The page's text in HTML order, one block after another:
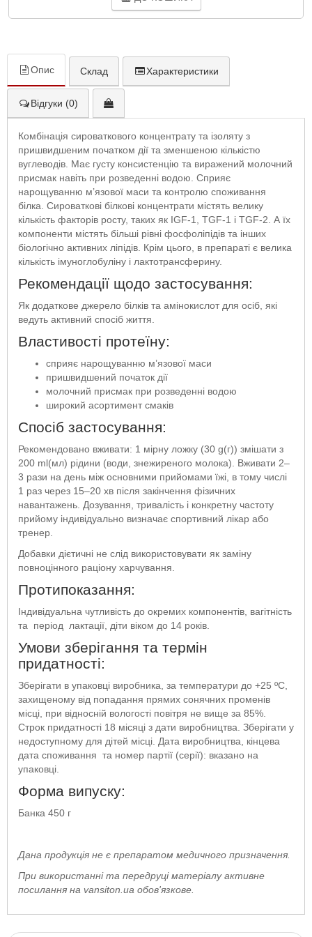
Опис Склад Характеристики
Відгуки (0)
Комбінація сироваткового концентрату та ізоляту з
пришвидшеним початком дії та зменшеною кількістю
вуглеводів. Має густу консистенцію та виражений молочний
присмак навіть при розведенні водою. Сприяє
нарощуванню м’язової маси та контролю споживання
білка. Сироваткові білкові концентрати містять велику
кількість факторів росту, таких як IGF-1, TGF-1 і TGF-2. А їх
компоненти містять більші рівні фосфоліпідів та інших
біологічно активних ліпідів. Крім цього, в препараті є велика
кількість імуноглобуліну і лактотрансферину.
Рекомендації щодо застосування:
Як додаткове джерело білків та амінокислот для осіб, які
ведуть активний спосіб життя.
Властивості протеїну:
сприяє нарощуванню м’язової маси
пришвидшений початок дії
молочний присмак при розведенні водою
широкий асортимент смаків
Спосіб застосування:
Рекомендовано вживати: 1 мірну ложку (30 g(г)) змішати з
200 ml(мл) рідини (води, знежиреного молока). Вживати 2–
3 рази на день між основними прийомами їжі, в тому числі
1 раз через 15–20 хв після закінчення фізичних
навантажень. Дозування, тривалість і конкретну частоту
прийому індивідуально визначає спортивний лікар або
тренер.
Добавки дієтичні не слід використовувати як заміну
повноцінного раціону харчування.
Протипоказання:
Індивідуальна чутливість до окремих компонентів, вагітність
та період лактації, діти віком до 14 років.
Умови зберігання та термін
придатності:
Зберігати в упаковці виробника, за температури до +25 ºС,
захищеному від попадання прямих сонячних променів
місці, при відносній вологості повітря не вище за 85%.
Строк придатності 18 місяці з дати виробництва. Зберігати у
недоступному для дітей місці. Дата виробництва, кінцева
дата споживання та номер партії (серії): вказано на
упаковці.
Форма випуску:
Банка 450 г
Дана продукція не є препаратом медичного призначення.
При використанні та передруці матеріалу активне
посилання на vansiton.ua обов'язкове.